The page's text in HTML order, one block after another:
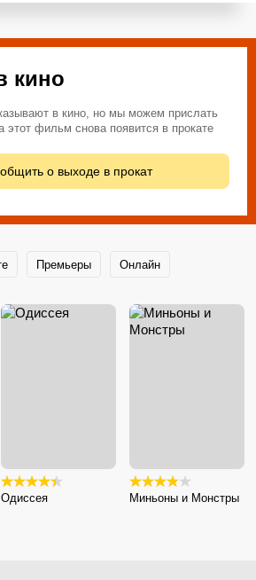
кино
в кино, но мы можем прислать
этот фильм снова появится в прокате
о выходе в прокат
Премьеры Онлайн
Одиссея Миньоны и Монстры